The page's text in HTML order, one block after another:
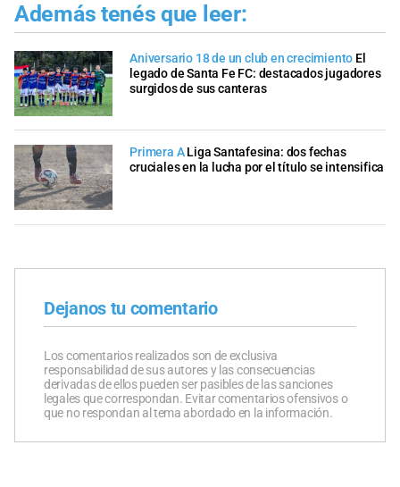
Además tenés que leer:
Aniversario 18 de un club en crecimiento El
legado de Santa Fe FC: destacados jugadores
surgidos de sus canteras
Primera A Liga Santafesina: dos fechas
cruciales en la lucha por el título se intensifica
Dejanos tu comentario
Los comentarios realizados son de exclusiva
responsabilidad de sus autores y las consecuencias
derivadas de ellos pueden ser pasibles de las sanciones
legales que correspondan. Evitar comentarios ofensivos o
que no respondan al tema abordado en la información.